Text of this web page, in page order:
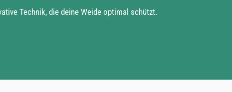
Technik, die deine Weide optimal schützt.